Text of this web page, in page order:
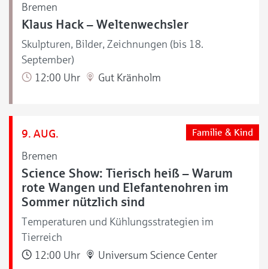
Bremen
Klaus Hack – Weltenwechsler
Skulpturen, Bilder, Zeichnungen (bis 18.
September)
12:00 Uhr
Gut Kränholm
9. AUG.
Bremen
Familie & Kind
Science Show: Tierisch heiß – Warum
rote Wangen und Elefantenohren im
Sommer nützlich sind
Temperaturen und Kühlungsstrategien im
Tierreich
12:00 Uhr
Universum Science Center